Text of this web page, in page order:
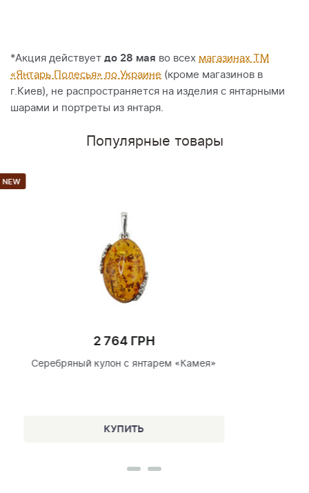
*Акция действует до 28 мая во всех магазинах ТМ
«Янтарь Полесья» по Украине (кроме магазинов в
г.Киев), не распространяется на изделия с янтарными
шарами и портреты из янтаря.
Популярные товары